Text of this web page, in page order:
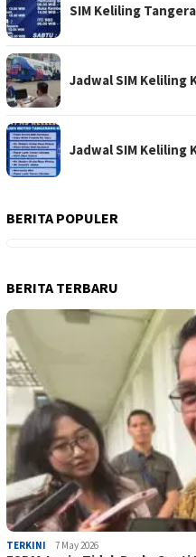
SIM Keliling
Jadwal SIM Keliling
Jadwal SIM Keliling
BERITA POPULER
BERITA TERBARU
TERKINI 7 May 2026